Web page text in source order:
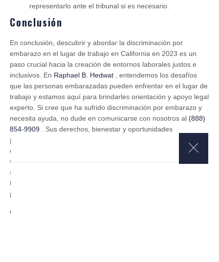
representarlo ante el tribunal si es necesario.
Conclusión
En conclusión, descubrir y abordar la discriminación por
embarazo en el lugar de trabajo en California en 2023 es un
paso crucial hacia la creación de entornos laborales justos e
inclusivos. En Raphael B. Hedwat , entendemos los desafíos
que las personas embarazadas pueden enfrentar en el lugar de
trabajo y estamos aquí para brindarles orientación y apoyo legal
experto. Si cree que ha sufrido discriminación por embarazo y
necesita ayuda, no dude en comunicarse con nosotros al (888)
854-9909 . Sus derechos, bienestar y oportunidades
profesionales son nuestras principales prioridades y estamos
comprometidos a abogar por un lugar de trabajo que respete y
valore el embarazo como una parte natural de la vida. Seamos
sus aliados en la lucha contra la discriminación por embarazo y
trabajemos por un entorno laboral más inclusivo y equitativo
para todos en California.
Other posts to check: